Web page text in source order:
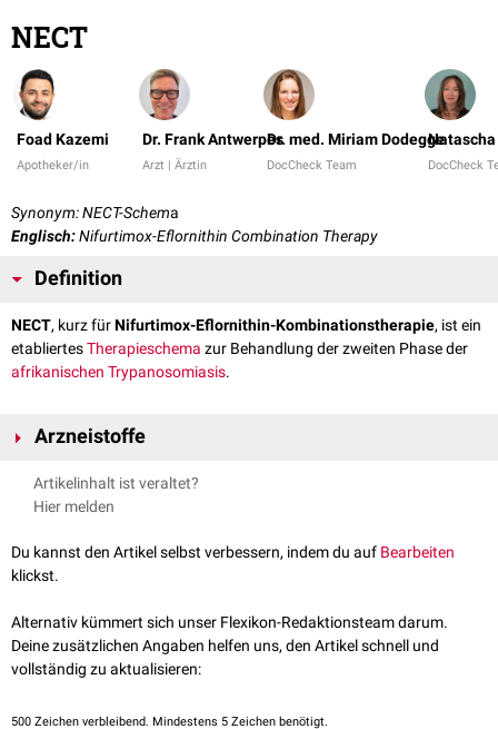
NECT
Foad Kazemi
Apotheker/in
Dr. Frank Antwerpes
Arzt | Ärztin
Dr. med. Miriam Dodegge
DocCheck Team DocCheck
Synonym: NECT-Schema
Englisch:Nifurtimox-Eflornithin Combination Therapy
Definition
NECT, kurz fürNifurtimox-Eflornithin-Kombinationstherapie, ist ein
etabliertesTherapieschema zur Behandlung der zweiten Phase der
afrikanischen Trypanosomiasis.
Arzneistoffe
Bei NECT werden folgende
Nifurtimoxist ein Nitrofuranderivat, das
allem zur Behandlung der Chagas-Krankheiteingesetzt. Der Wirkstoff
wird
das für die Synthese vonPolyaminennotwendig ist. Diese sind für die
Zellteilungund das Wachstum derParasitenunerlässlich. Der
Wirkstoff wirdintravenösverabreicht. Die Behandlung umfasst vier
Hinweis: Diese Dosierungsangaben können Fehler enthalten.
Artikelinhalt ist veraltet?
Hier melden
Du kannst den Artikel selbst verbessern, indem du auf Bearbeiten
klickst.
Alternativ kümmert sich unser Flexikon-Redaktionsteam darum.
Deine zusätzlichen Angaben helfen uns, den Artikel schnell und
vollständig zu aktualisieren:
500 Zeichen verbleibend. Mindestens 5 Zeichen benötigt.